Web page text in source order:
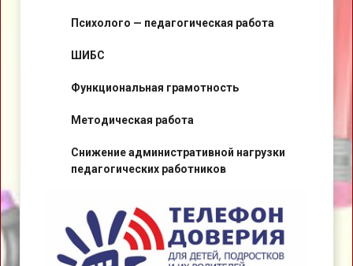
Психолого — педагогическая работа
ШИБС
Функциональная грамотность
Методическая работа
Снижение административной нагрузки
педагогических работников